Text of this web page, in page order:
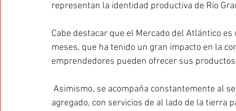
representan la identidad productiva de Río
Cabe destacar que el Mercado del Atlántico
meses, que ha tenido un gran impacto en la
emprendedores pueden ofrecer sus
Asimismo, se acompaña constantemente al
agregado, con servicios de al lado de la tierra